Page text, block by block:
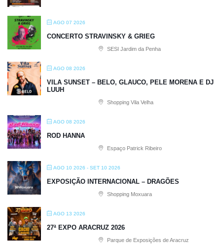
AGO 07 2026
CONCERTO STRAVINSKY & GRIEG
SESI Jardim da Penha
AGO 08 2026
VILA SUNSET – BELO, GLAUCO, PELE MORENA E DJ
LUUH
Shopping Vila Velha
AGO 08 2026
ROD HANNA
Espaço Patrick Ribeiro
AGO 10 2026 - SET 10 2026
EXPOSIÇÃO INTERNACIONAL – DRAGÕES
Shopping Moxuara
AGO 13 2026
27ª EXPO ARACRUZ 2026
Parque de Exposições de Aracruz